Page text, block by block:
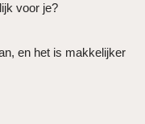
voor je?
en het is makkelijker